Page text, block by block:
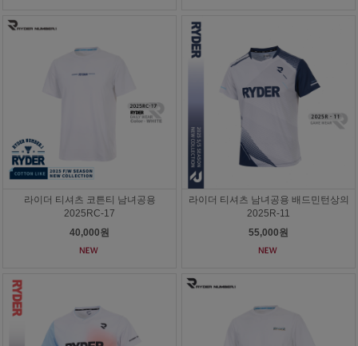
라이더 티셔츠 코튼티 남녀공용
2025RC-17
40,000원
라이더 티셔츠 남녀공용 배드민턴상의
2025R-11
55,000원